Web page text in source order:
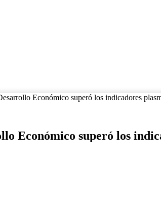
Económico superó los indicadores
Económico superó los